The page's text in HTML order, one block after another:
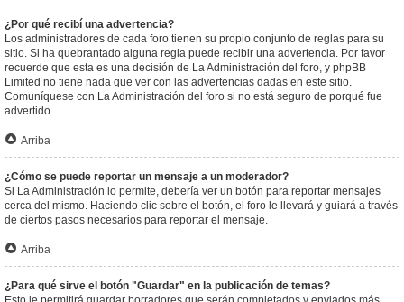
¿Por qué recibí una advertencia?
Los administradores de cada foro tienen su propio conjunto de reglas para su
sitio. Si ha quebrantado alguna regla puede recibir una advertencia. Por favor
recuerde que esta es una decisión de La Administración del foro, y phpBB
Limited no tiene nada que ver con las advertencias dadas en este sitio.
Comuníquese con La Administración del foro si no está seguro de porqué fue
advertido.
Arriba
¿Cómo se puede reportar un mensaje a un moderador?
Si La Administración lo permite, debería ver un botón para reportar mensajes
cerca del mismo. Haciendo clic sobre el botón, el foro le llevará y guiará a través
de ciertos pasos necesarios para reportar el mensaje.
Arriba
¿Para qué sirve el botón "Guardar" en la publicación de temas?